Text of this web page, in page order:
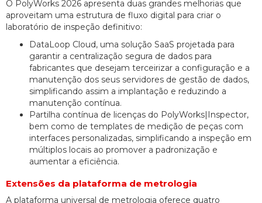
O PolyWorks 2026 apresenta duas grandes melhorias que
aproveitam uma estrutura de fluxo digital para criar o
laboratório de inspeção definitivo:
DataLoop Cloud, uma solução SaaS projetada para
garantir a centralização segura de dados para
fabricantes que desejam terceirizar a configuração e a
manutenção dos seus servidores de gestão de dados,
simplificando assim a implantação e reduzindo a
manutenção contínua.
Partilha contínua de licenças do PolyWorks|Inspector,
bem como de templates de medição de peças com
interfaces personalizadas, simplificando a inspeção em
múltiplos locais ao promover a padronização e
aumentar a eficiência.
Extensões da plataforma de metrologia
A plataforma universal de metrologia oferece quatro